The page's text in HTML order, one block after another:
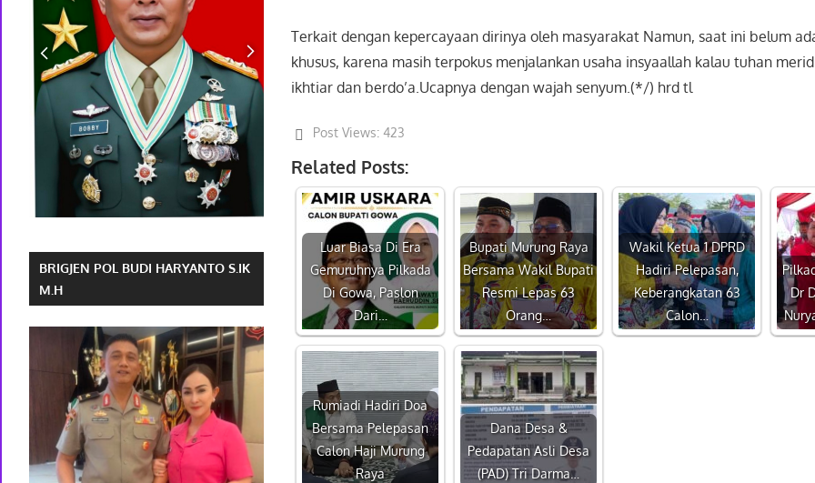
Terkait dengan kepercayaan dirinya oleh masyarakat Namun, saat ini belum
khusus, karena masih terpokus menjalankan usaha insyaallah kalau tuhan
ikhtiar dan berdo’a.Ucapnya dengan wajah senyum.(*/) hrd tl
Post Views: 423
Related Posts:
Luar Biasa Di Era
Gemuruhnya Pilkada
Di Gowa, Paslon
Dari…
Bupati Murung Raya
Bersama Wakil Bupati
Resmi Lepas 63
Orang…
Wakil Ketua 1 DPRD
Hadiri Pelepasan,
Keberangkatan 63
Calon…
Dr
Rumiadi Hadiri Doa
Bersama Pelepasan
Calon Haji Murung
Raya
Dana Desa &
Pedapatan Asli Desa
(PAD) Tri Darma…
BRIGJEN POL BUDI HARYANTO S.IK
M.H